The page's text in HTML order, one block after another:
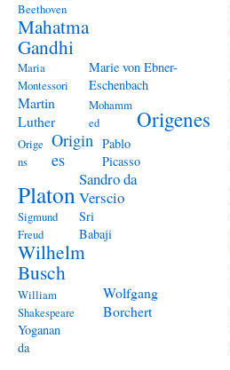
Beethoven
Mahatma
Gandhi
Maria
Montessori
Marie von Ebner-
Eschenbach
Martin
Luther
Mohamm
ed
Origenes
Orige
ns
Origin
es
Pablo
Picasso
Platon
Sandro da
Verscio
Sigmund
Freud
Sri
Babaji
Wilhelm
Busch
William
Shakespeare
Wolfgang
Borchert
Yoganan
da